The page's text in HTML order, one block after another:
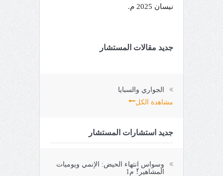
نيسان 2025 م.
جديد مقالات المستشار
الجواري والسبايا
مشاهدة الكل
جديد استشارات المستشار
وسواس انتهاء الحيض: الإنمي ويوميات
المشاهير!ّ م1